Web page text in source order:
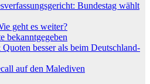
Bundestag wählt
geht es weiter?
bekanntgegeben
besser als beim Deutschland-
auf den Malediven